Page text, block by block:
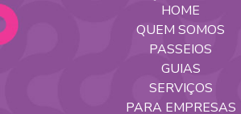
HOME
QUEM SOMOS
PASSEIOS
GUIAS
SERVIÇOS
PARA EMPRESAS